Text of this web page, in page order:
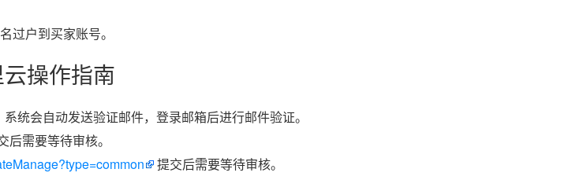
过户到买家账号。
操作指南
统会自动发送验证邮件，登录邮箱后进行邮件验证。
后需要等待审核。
提交后需要等待审核。